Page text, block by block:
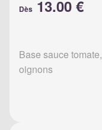
Dès 13.00 €
Base sauce
oignons